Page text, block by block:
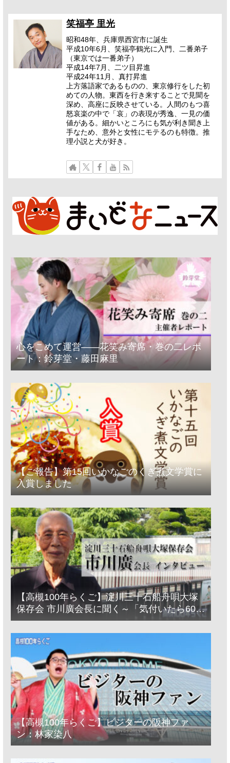
笑福亭 里光
昭和48年、兵庫県西宮市に誕生
平成10年6月、笑福亭鶴光に入門、二番弟子
（東京では一番弟子）
平成14年7月、二ツ目昇進
平成24年11月、真打昇進
上方落語家であるものの、東京修行をした初
めての人物。東西を行き来することで見聞を
深め、高座に反映させている。人間のもつ喜
怒哀楽の中で「哀」の表現が秀逸、一見の価
値がある。細かいところにも気が利き聞き上
手なため、意外と女性にモテるのも特徴。推
理小説と犬が好き。
心をこめて運営――花笑み寄席・巻の二レポ
ート：鈴芽堂・藤田麻里
【ご報告】第15回いかなごのくぎ煮文学賞に
入賞しました
【高槻100年らくご】淀川三十石船舟唄大塚
保存会 市川廣会長に聞く～「気付いたら60年
経っとった」
【高槻100年らくご】ビジターの阪神ファ
ン：林家染八